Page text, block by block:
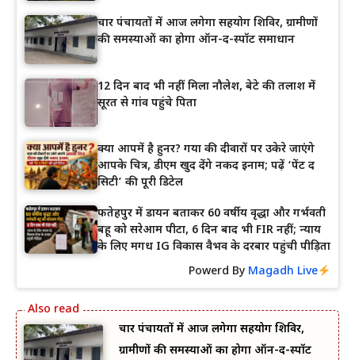
चार पंचायतों में आज लगेगा सहयोग शिविर, ग्रामीणों
की समस्याओं का होगा ऑन-द-स्पॉट समाधान
12 दिन बाद भी नहीं मिला नौलेश, बेटे की तलाश में
सूरत से गांव पहुंचे पिता
क्या आपमें है हुनर? गया की दीवारों पर उकेरे जाएंगे
आपके चित्र, डीएम खुद देंगे नकद इनाम; पढ़ें ‘पेंट द
सिटी’ की पूरी डिटेल
फतेहपुर में डायन बताकर 60 वर्षीय वृद्धा और गर्भवती
बहू को सरेआम पीटा, 6 दिन बाद भी FIR नहीं; न्याय
के लिए मगध IG विकास वैभव के दरबार पहुंची पीड़िता
Powerd By Magadh Live
चार पंचायतों में आज लगेगा सहयोग शिविर,
ग्रामीणों की समस्याओं का होगा ऑन-द-स्पॉट